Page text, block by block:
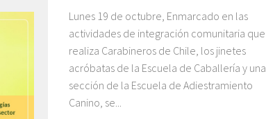
Lunes 19 de octubre, Enmarcado en las
actividades de integración comunitaria que
realiza Carabineros de Chile, los jinetes
acróbatas de la Escuela de Caballería y una
sección de la Escuela de Adiestramiento
Canino, se...